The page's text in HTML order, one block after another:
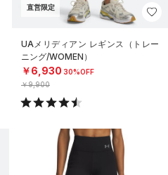
直営限定
UAメリディアン レギンス（トレー
ニング/WOMEN）
￥6,930 30%OFF
￥9,900